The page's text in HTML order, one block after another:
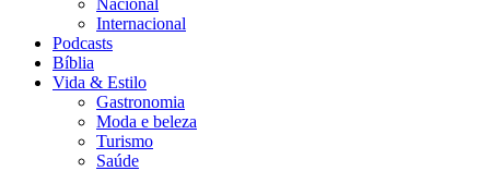
Nacional
Internacional
Podcasts
Bíblia
Vida & Estilo
Gastronomia
Moda e beleza
Turismo
Saúde